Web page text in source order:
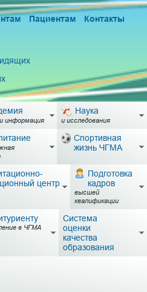
Пациентам
Контакты
информация
Наука
и исследования
Спортивная
жизнь ЧГМА
центр
Подготовка
кадров
высшей
квалификации
в ЧГМА
Система
оценки
качества
образования